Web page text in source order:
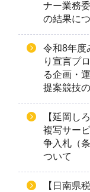
ナー業務
の結果に
令和8年度
り宣言プ
る企画・
提案競技
【延岡し
複写サー
争入札（
ついて
【日南県